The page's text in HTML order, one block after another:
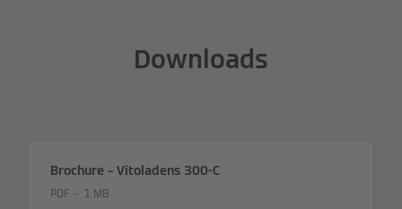
Downloads
Brochure – Vitoladens 300-C
PDF 1 MB